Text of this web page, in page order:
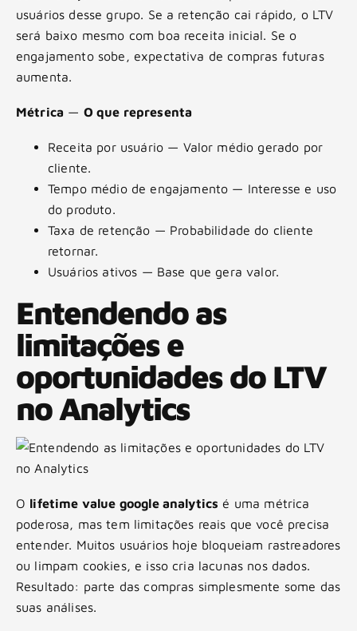
usuários desse grupo. Se a retenção cai rápido, o LTV
será baixo mesmo com boa receita inicial. Se o
engajamento sobe, expectativa de compras futuras
aumenta.
Métrica — O que representa
Receita por usuário — Valor médio gerado por
cliente.
Tempo médio de engajamento — Interesse e uso
do produto.
Taxa de retenção — Probabilidade do cliente
retornar.
Usuários ativos — Base que gera valor.
Entendendo as
limitações e
oportunidades do LTV
no Analytics
O lifetime value google analytics é uma métrica
poderosa, mas tem limitações reais que você precisa
entender. Muitos usuários hoje bloqueiam rastreadores
ou limpam cookies, e isso cria lacunas nos dados.
Resultado: parte das compras simplesmente some das
suas análises.